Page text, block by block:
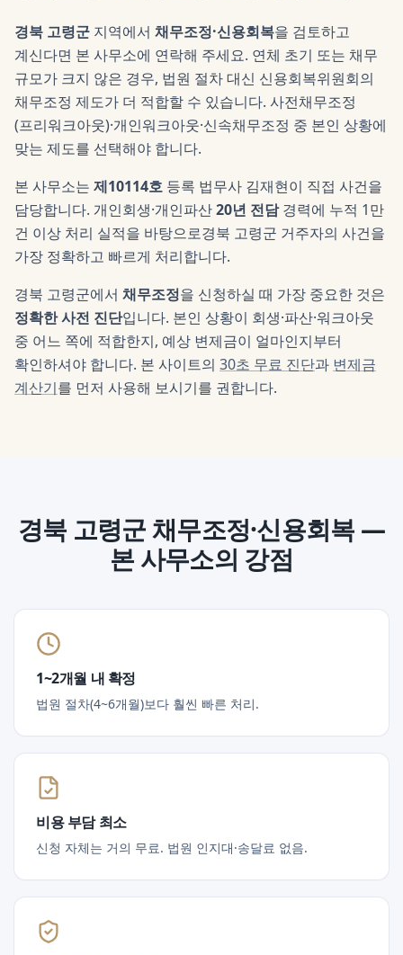
경북 고령군 지역에서 채무조정·신용회복을 검토하고
계신다면 본 사무소에 연락해 주세요. 연체 초기 또는 채무
규모가 크지 않은 경우, 법원 절차 대신 신용회복위원회의
채무조정 제도가 더 적합할 수 있습니다. 사전채무조정
(프리워크아웃)·개인워크아웃·신속채무조정 중 본인 상황에
맞는 제도를 선택해야 합니다.
본 사무소는 제10114호 등록 법무사 김재현이 직접 사건을
담당합니다. 개인회생·개인파산20년 전담경력에 누적 1만
건 이상 처리 실적을 바탕으로경북 고령군 거주자의 사건을
가장 정확하고 빠르게 처리합니다.
경북 고령군에서 채무조정을 신청하실 때 가장 중요한 것은
정확한 사전 진단입니다. 본인 상황이 회생·파산·워크아웃
중 어느 쪽에 적합한지, 예상 변제금이 얼마인지부터
확인하셔야 합니다. 본 사이트의 30초 무료 진단과 변제금
계산기를 먼저 사용해 보시기를 권합니다.
경북 고령군채무조정·신용회복 —
본 사무소의 강점
1~2개월 내 확정
법원 절차(4~6개월)보다 훨씬 빠른 처리.
비용 부담 최소
신청 자체는 거의 무료. 법원 인지대·송달료 없음.